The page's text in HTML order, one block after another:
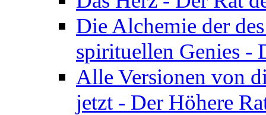
Die Alchemie der
spirituellen Genies -
Alle Versionen von
jetzt - Der Höhere